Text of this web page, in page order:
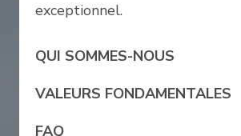
exceptionnel.
QUI SOMMES-NOUS
VALEURS FONDAMENTALES
FAQ